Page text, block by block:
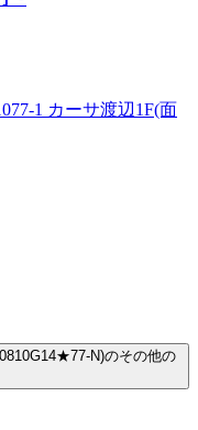
1 カーサ渡辺1F(面
N)のその他の